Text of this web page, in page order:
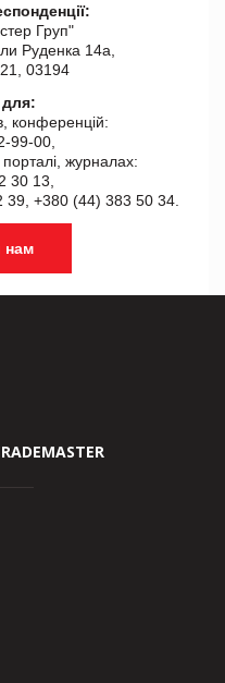
Груп"
Руденка 14а,
03194
для:
конференцій:
99-00,
журналах:
30 13,
39, +380 (44) 383 50 34.
нам